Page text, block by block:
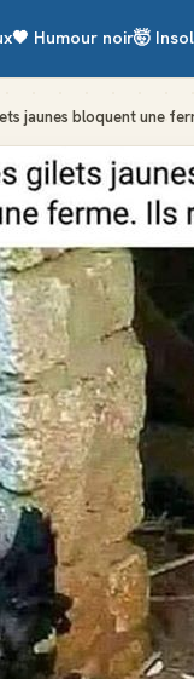
🖤 Humour noir🤯
jaunes bloquent une